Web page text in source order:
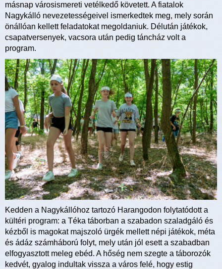
másnap városismereti vetélkedő követett. A fiatalok
Nagykálló nevezetességeivel ismerkedtek meg, mely során
önállóan kellett feladatokat megoldaniuk. Délután játékok,
csapatversenyek, vacsora után pedig táncház volt a
program.
Kedden a Nagykállóhoz tartozó Harangodon folytatódott a
kültéri program: a Téka táborban a szabadon szaladgáló és
kézből is magokat majszoló ürgék mellett népi játékok, méta
és ádáz számháború folyt, mely után jól esett a szabadban
elfogyasztott meleg ebéd. A hőség nem szegte a táborozók
kedvét, gyalog indultak vissza a város felé, hogy estig